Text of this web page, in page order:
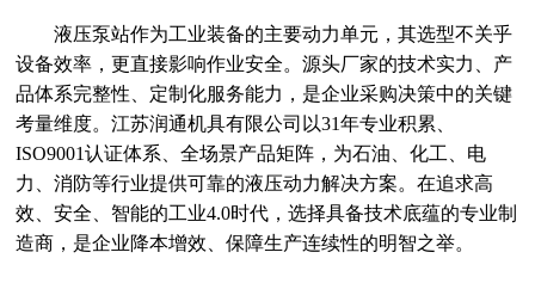
液压泵站作为工业装备的主要动力单元，其选型不关乎
设备效率，更直接影响作业安全。源头厂家的技术实力、产
品体系完整性、定制化服务能力，是企业采购决策中的关键
考量维度。江苏润通机具有限公司以31年专业积累、
ISO9001认证体系、全场景产品矩阵，为石油、化工、电
力、消防等行业提供可靠的液压动力解决方案。在追求高
效、安全、智能的工业4.0时代，选择具备技术底蕴的专业制
造商，是企业降本增效、保障生产连续性的明智之举。